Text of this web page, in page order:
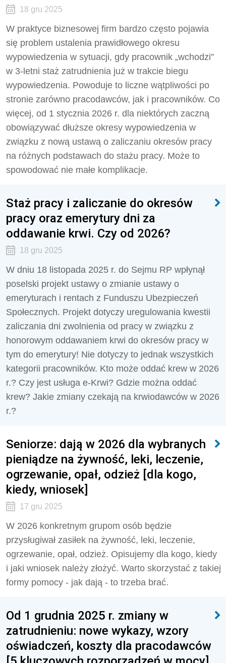
18 gru 2025
W praktyce biznesowej firm bardzo często pojawia
się problem ustalenia prawidłowego okresu
wypowiedzenia w sytuacji, gdy pracownik „wchodzi”
w 3-letni staż zatrudnienia już w trakcie biegu
wypowiedzenia. Powoduje to liczne wątpliwości po
stronie zarówno pracodawców, jak i pracowników. Co
więcej, od 1 stycznia 2026 r. dla niektórych zaczną
obowiązywać dłuższe okresy wypowiedzenia w
związku z nową ustawą o zaliczaniu okresów pracy
na różnych podstawach do stażu pracy. Może to
spowodować nie małe komplikacje.
Staż pracy i zaliczanie do okresów
pracy oraz emerytury dni za
oddawanie krwi. Czy od 2026?
18 gru 2025
W dniu 18 listopada 2025 r. do Sejmu RP wpłynął
poselski projekt ustawy o zmianie ustawy o
emeryturach i rentach z Funduszu Ubezpieczeń
Społecznych. Projekt dotyczy uregulowania kwestii
zaliczania dni zwolnienia od pracy w związku z
honorowym oddawaniem krwi do okresów pracy w
tym do emerytury! Nie dotyczy to jednak wszystkich
kategorii pracowników. Kto może oddać krew w 2026
r.? Czy jest usługa e-Krwi? Gdzie można oddać
krew? Jakie zmiany czekają na krwiodawców w 2026
r.?
Seniorze: dają w 2026 dla wybranych
pieniądze na żywność, leki, leczenie,
ogrzewanie, opał, odzież [dla kogo,
kiedy, wniosek]
17 gru 2025
W 2026 konkretnym grupom osób będzie
przysługiwał zasiłek na żywność, leki, leczenie,
ogrzewanie, opał, odzież. Opisujemy dla kogo, kiedy
i jaki wniosek należy złożyć. Warto skorzystać z takiej
formy pomocy - jak dają - to trzeba brać.
Od 1 grudnia 2025 r. zmiany w
zatrudnieniu: nowe wykazy, wzory
oświadczeń, koszty dla pracodawców